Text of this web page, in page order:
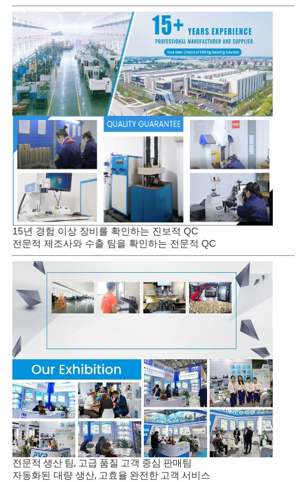
15년 경험 이상 장비를 확인하는 진보적 QC
전문적 제조사와 수출 팀을 확인하는 전문적 QC
전문적 생산 팀, 고급 품질 고객 중심 판매팀
자동화된 대량 생산, 고효율 완전한 고객 서비스